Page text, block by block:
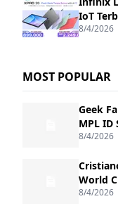
IoT
8/4/2026
MOST POPULAR
Geek
MPL ID
8/4/2026
World
8/4/2026